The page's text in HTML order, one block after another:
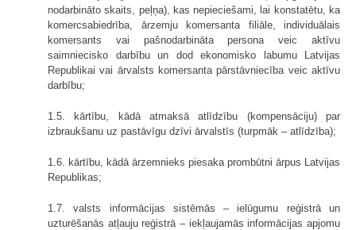
nodarbināto skaits, peļņa), kas nepieciešami, lai konstatētu, ka
komercsabiedrība, ārzemju komersanta filiāle, individuālais
komersants vai pašnodarbināta persona veic aktīvu
saimniecisko darbību un dod ekonomisko labumu Latvijas
Republikai vai ārvalsts komersanta pārstāvniecība veic aktīvu
darbību;
1.5. kārtību, kādā atmaksā atlīdzību (kompensāciju) par
izbraukšanu uz pastāvīgu dzīvi ārvalstīs (turpmāk – atlīdzība);
1.6. kārtību, kādā ārzemnieks piesaka prombūtni ārpus Latvijas
Republikas;
1.7. valsts informācijas sistēmās – ielūgumu reģistrā un
uzturēšanās atļauju reģistrā – iekļaujamās informācijas apjomu